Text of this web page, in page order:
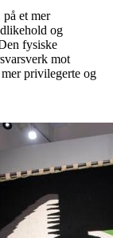
et mer
og
fysiske
mot
privilegerte og